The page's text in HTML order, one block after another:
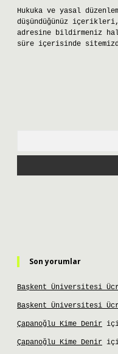
Hukuka ve yasal
düşündüğünüz
adresine bildirmeniz
süre içerisinde
Son yorumlar
Başkent Üniversitesi
Başkent Üniversitesi
Çapanoğlu Kime Denir
Çapanoğlu Kime Denir